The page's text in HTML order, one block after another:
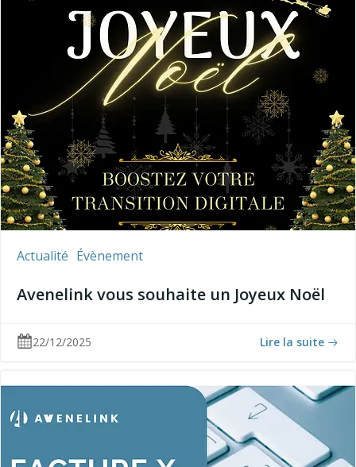
Actualité Évènement
Avenelink vous souhaite un Joyeux Noël
22/12/2025 Lire la suite